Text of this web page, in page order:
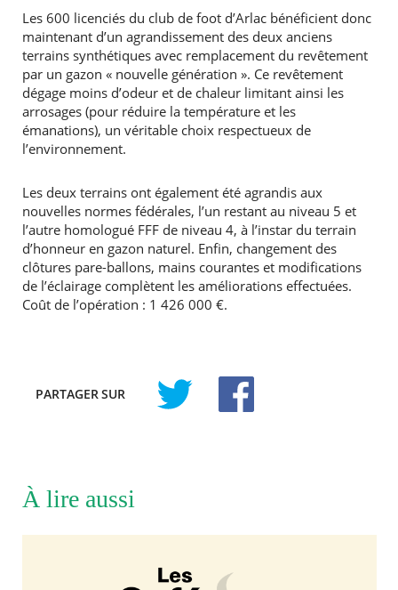
Les 600 licenciés du club de foot d’Arlac bénéficient donc
maintenant d’un agrandissement des deux anciens
terrains synthétiques avec remplacement du revêtement
par un gazon « nouvelle génération ». Ce revêtement
dégage moins d’odeur et de chaleur limitant ainsi les
arrosages (pour réduire la température et les
émanations), un véritable choix respectueux de
l’environnement.
Les deux terrains ont également été agrandis aux
nouvelles normes fédérales, l’un restant au niveau 5 et
l’autre homologué FFF de niveau 4, à l’instar du terrain
d’honneur en gazon naturel. Enfin, changement des
clôtures pare-ballons, mains courantes et modifications
de l’éclairage complètent les améliorations effectuées.
Coût de l’opération : 1 426 000 €.
PARTAGERSUR
À lire aussi